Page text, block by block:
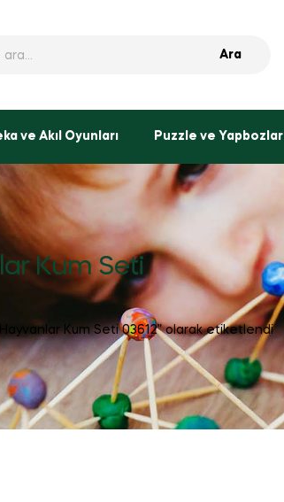
Ara
ve Akıl Oyunları Puzzle ve Yapbozlar
Kum Seti
Kum Seti 03612” olarak etiketlendi